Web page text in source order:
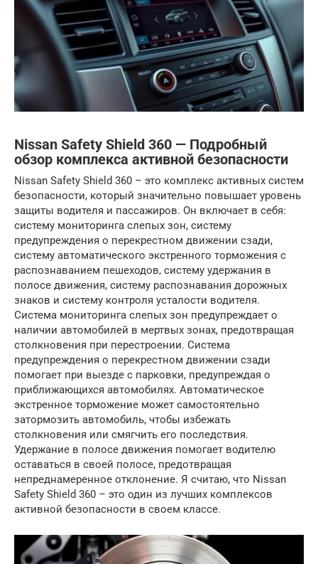
Nissan Safety Shield 360 — Подробный
обзор комплекса активной безопасности
Nissan Safety Shield 360 – это комплекс активных систем
безопасности, который значительно повышает уровень
защиты водителя и пассажиров. Он включает в себя:
систему мониторинга слепых зон, систему
предупреждения о перекрестном движении сзади,
систему автоматического экстренного торможения с
распознаванием пешеходов, систему удержания в
полосе движения, систему распознавания дорожных
знаков и систему контроля усталости водителя.
Система мониторинга слепых зон предупреждает о
наличии автомобилей в мертвых зонах, предотвращая
столкновения при перестроении. Система
предупреждения о перекрестном движении сзади
помогает при выезде с парковки, предупреждая о
приближающихся автомобилях. Автоматическое
экстренное торможение может самостоятельно
затормозить автомобиль, чтобы избежать
столкновения или смягчить его последствия.
Удержание в полосе движения помогает водителю
оставаться в своей полосе, предотвращая
непреднамеренное отклонение. Я считаю, что Nissan
Safety Shield 360 – это один из лучших комплексов
активной безопасности в своем классе.